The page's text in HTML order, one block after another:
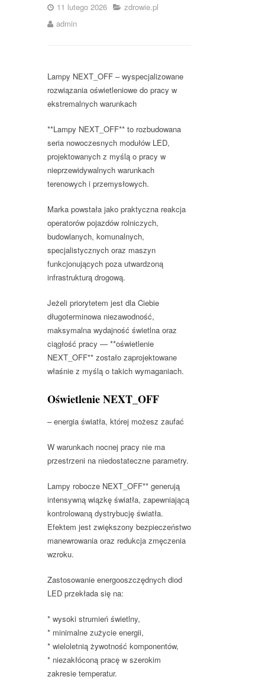
11 lutego 2026
zdrowie.pl
admin
Lampy NEXT_OFF – wyspecjalizowane
rozwiązania oświetleniowe do pracy w
ekstremalnych warunkach
**Lampy NEXT_OFF** to rozbudowana
seria nowoczesnych modułów LED,
projektowanych z myślą o pracy w
nieprzewidywalnych warunkach
terenowych i przemysłowych.
Marka powstała jako praktyczna reakcja
operatorów pojazdów rolniczych,
budowlanych, komunalnych,
specjalistycznych oraz maszyn
funkcjonujących poza utwardzoną
infrastrukturą drogową.
Jeżeli priorytetem jest dla Ciebie
długoterminowa niezawodność,
maksymalna wydajność świetlna oraz
ciągłość pracy — **oświetlenie
NEXT_OFF** zostało zaprojektowane
właśnie z myślą o takich wymaganiach.
Oświetlenie NEXT_OFF
– energia światła, której możesz zaufać
W warunkach nocnej pracy nie ma
przestrzeni na niedostateczne parametry.
Lampy robocze NEXT_OFF** generują
intensywną wiązkę światła, zapewniającą
kontrolowaną dystrybucję światła.
Efektem jest zwiększony bezpieczeństwo
manewrowania oraz redukcja zmęczenia
wzroku.
Zastosowanie energooszczędnych diod
LED przekłada się na:
* wysoki strumień świetlny,
* minimalne zużycie energii,
* wieloletnią żywotność komponentów,
* niezakłóconą pracę w szerokim
zakresie temperatur.